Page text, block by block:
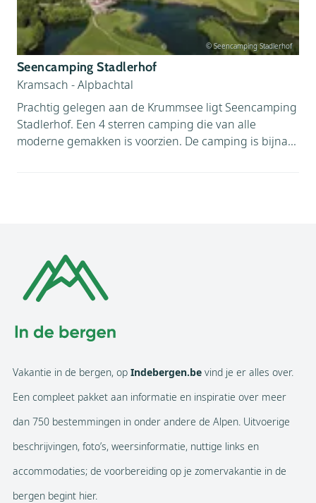
© Seencamping Stadlerhof
Seencamping Stadlerhof
Kramsach - Alpbachtal
Prachtig gelegen aan de Krummsee ligt Seencamping
Stadlerhof. Een 4 sterren camping die van alle
moderne gemakken is voorzien. De camping is bijna...
Vakantie in de bergen, op Indebergen.be vind je er alles over.
Een compleet pakket aan informatie en inspiratie over meer
dan 750 bestemmingen in onder andere de Alpen. Uitvoerige
beschrijvingen, foto’s, weersinformatie, nuttige links en
accommodaties; de voorbereiding op je zomervakantie in de
bergen begint hier.